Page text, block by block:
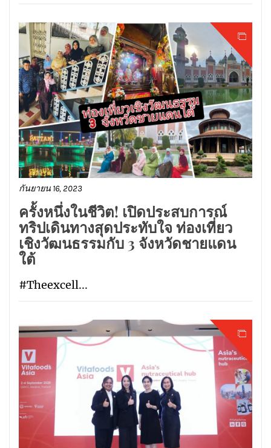
กันยายน 16, 2023
ครั้งหนึ่งในชีวิต! เปิดประสบการณ์
ทริปเดินทางสุดประทับใจ ท่องเที่ยว
เชิงวัฒนธรรมกับ 3 จังหวัดชายแดน
ใต้
#Theexcell...